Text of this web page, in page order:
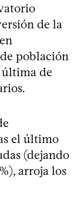
de la
población
última de
el último
(dejando
arroja los